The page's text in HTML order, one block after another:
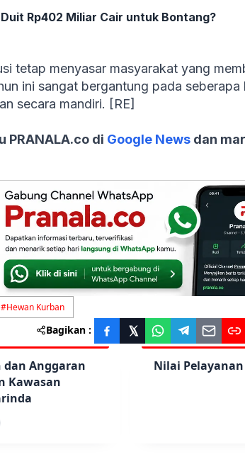
Rp402 Miliar Cair untuk Bontang?
tetap menyasar masyarakat yang
ini sangat bergantung pada
secara mandiri. [RE]
PRANALA.co di Google News dan
#Hewan Kurban
Bagikan :
dan Anggaran
Kawasan
Nilai